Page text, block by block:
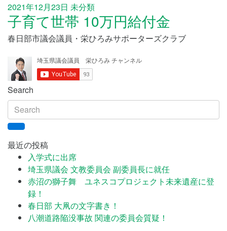
2021年12月23日 未分類
子育て世帯 10万円給付金
春日部市議会議員・栄ひろみサポーターズクラブ
Search
最近の投稿
入学式に出席
埼玉県議会 文教委員会 副委員長に就任
赤沼の獅子舞 ユネスコプロジェクト未来遺産に登
録！
春日部 大凧の文字書き！
八潮道路陥没事故 関連の委員会質疑！